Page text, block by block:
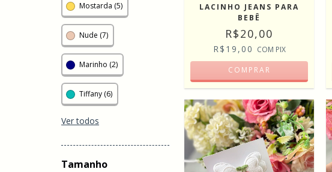
Mostarda (5)
Nude (7)
Marinho (2)
Tiffany (6)
Ver todos
Tamanho
LACINHO JEANS PARA
BEBÊ
R$20,00
R$19,00 COM PIX
COMPRAR